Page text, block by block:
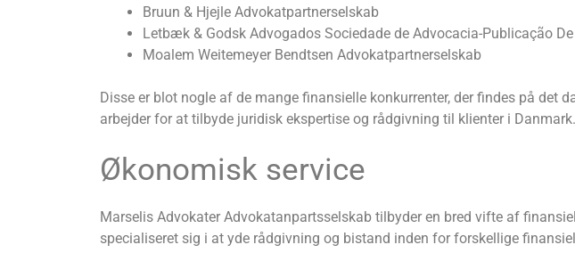
Bruun & Hjejle Advokatpartnerselskab
Letbæk & Godsk Advogados Sociedade de Advocacia-Publicação
Moalem Weitemeyer Bendtsen Advokatpartnerselskab
Disse er blot nogle af de mange finansielle konkurrenter, der findes på det
arbejder for at tilbyde juridisk ekspertise og rådgivning til klienter i Danmark.
Økonomisk service
Marselis Advokater Advokatanpartsselskab tilbyder en bred vifte af
specialiseret sig i at yde rådgivning og bistand inden for forskellige